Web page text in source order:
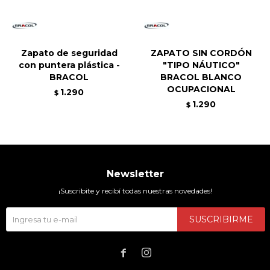
Zapato de seguridad
con puntera plástica -
BRACOL
$ 1.290
ZAPATO SIN CORDÓN
"TIPO NÁUTICO"
BRACOL BLANCO
OCUPACIONAL
$ 1.290
Newsletter
¡Suscribite y recibí todas nuestras novedades!
SUSCRIBIRME
 